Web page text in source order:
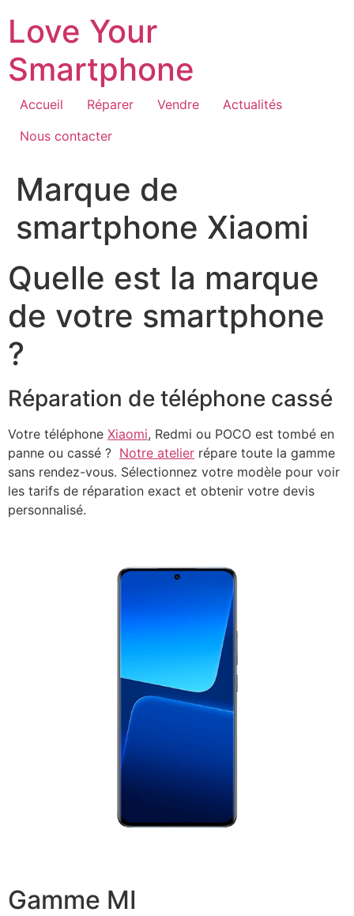
contenu
Love Your
Smartphone
Accueil Réparer Vendre
Actualités
Nous contacter
Marque de
smartphone Xiaomi
Quelle est la marque
de votre smartphone
?
Réparation de téléphone cassé
Votre téléphone Xiaomi, Redmi ou POCO est tombé en
panne ou cassé ? Notre atelier répare toute la gamme
sans rendez-vous. Sélectionnez votre modèle pour voir
les tarifs de réparation exact et obtenir votre devis
personnalisé.
Gamme MI